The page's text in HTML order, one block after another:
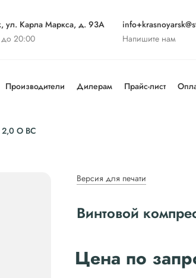
ул. Карла Маркса, д. 93А
до 20:00
Напишите нам
Производители Дилерам Прайс-лист
О ВС
Версия для печати
Винтовой
Цена по